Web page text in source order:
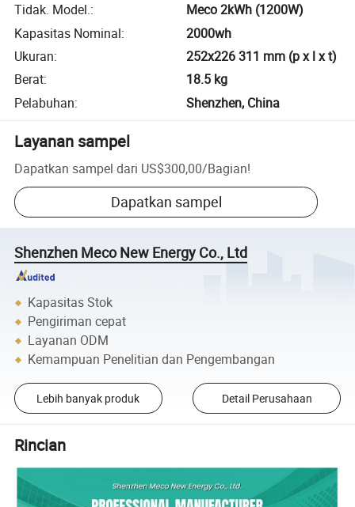
Tidak. Model.:
Meco 2kWh (1200W)
Kapasitas Nominal:
2000wh
Ukuran:
252x226 311 mm (p x l x t)
Berat:
18.5 kg
Pelabuhan: Shenzhen, China
Layanan sampel
Dapatkan sampel dari US$300,00/Bagian!
Dapatkan sampel
Shenzhen Meco New Energy Co., Ltd
Kapasitas Stok
Pengiriman cepat
Layanan ODM
Kemampuan Penelitian dan Pengembangan
Lebih banyak produk Detail Perusahaan
Rincian